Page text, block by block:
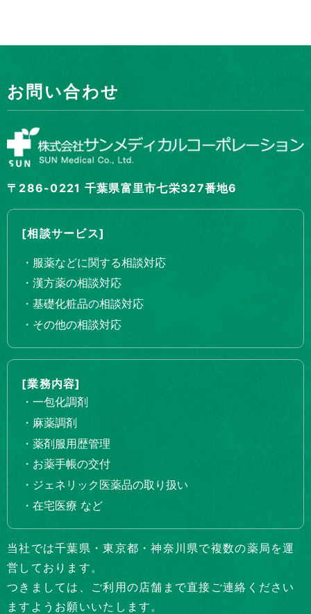
お問い合わせ
〒286-0221 千葉県富里市七栄327番地6
[相談サービス]
・服薬などに関する相談対応
・漢方薬の相談対応
・基礎化粧品の相談対応
・その他の相談対応
[業務内容]
・一包化調剤
・麻薬調剤
・薬剤服用歴管理
・お薬手帳の交付
・ジェネリック医薬品の取り扱い
・在宅医療 など
当社では千葉県・東京都・神奈川県で複数の薬局を運
営しております。
つきましては、ご利用の店舗まで直接ご連絡ください
ますようお願いいたします。